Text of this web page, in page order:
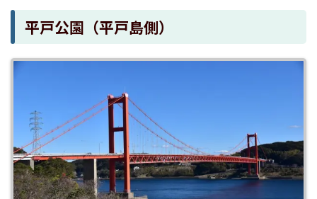
平戸公園（平戸島側）